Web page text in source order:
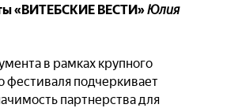
«ВИТЕБСКИЕ ВЕСТИ»Юлия
в рамках крупного
фестиваля подчеркивает
партнерства для